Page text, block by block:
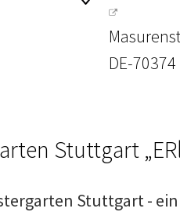
DE-
Stuttgart
Stuttgart -